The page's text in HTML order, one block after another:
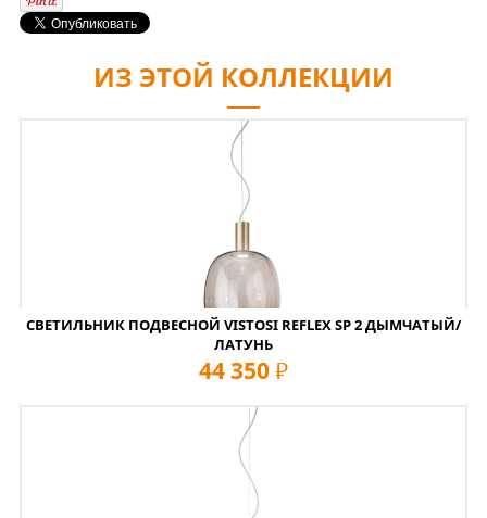
ИЗ ЭТОЙ КОЛЛЕКЦИИ
СВЕТИЛЬНИК ПОДВЕСНОЙ VISTOSI REFLEX SP 2 ДЫМЧАТЫЙ/
ЛАТУНЬ
44 350 руб